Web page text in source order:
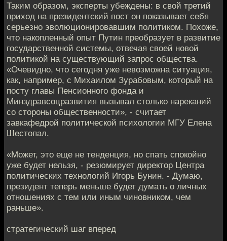
Таким образом, эксперты убеждены: в свой третий
приход на президентский пост он показывает себя
серьезно эволюционировавшим политиком. Похоже,
что накопленный опыт Путин преобразует в развитие
государственной системы, отвечая своей новой
политикой на существующий запрос общества.
«Очевидно, что сегодня уже невозможна ситуация,
как, например, с Михаилом Зурабовым, который на
посту главы Пенсионного фонда и
Минздравсоцразвития вызывал столько нареканий
со стороны общественности», - считает
завкафедрой политической психологии МГУ Елена
Шестопал.
«Может, это еще не тенденция, но спать спокойно
уже будет нельзя, - резюмирует директор Центра
политических технологий Игорь Бунин. - Думаю,
президент теперь меньше будет думать о личных
отношениях с тем или иным чиновником, чем
раньше».
стратегический шаг вперед